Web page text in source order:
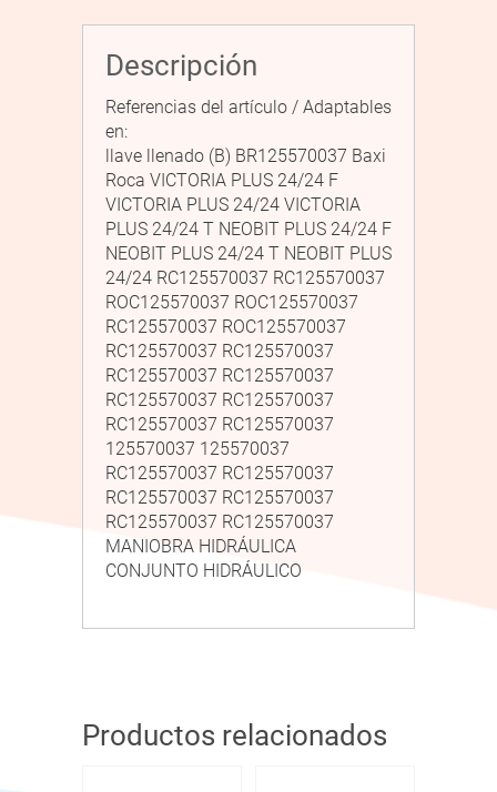
Descripción
Referencias del artículo / Adaptables
en:
llave llenado (B) BR125570037 Baxi
Roca VICTORIA PLUS 24/24 F
VICTORIA PLUS 24/24 VICTORIA
PLUS 24/24 T NEOBIT PLUS 24/24 F
NEOBIT PLUS 24/24 T NEOBIT PLUS
24/24 RC125570037 RC125570037
ROC125570037 ROC125570037
RC125570037 ROC125570037
RC125570037 RC125570037
RC125570037 RC125570037
RC125570037 RC125570037
RC125570037 RC125570037
125570037 125570037
RC125570037 RC125570037
RC125570037 RC125570037
RC125570037 RC125570037
MANIOBRA HIDRÁULICA
CONJUNTO HIDRÁULICO
Productos relacionados